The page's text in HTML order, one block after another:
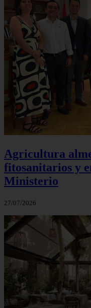
Agricultura
fitosanitarios y
Ministerio
27/07/2026